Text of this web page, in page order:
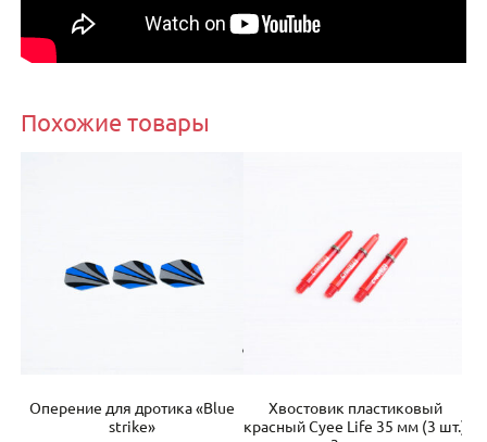
Похожие товары
Оперение для дротика «Blue
strike»
Хвостовик пластиковый
красный Cyee Life 35 мм (3 шт.)